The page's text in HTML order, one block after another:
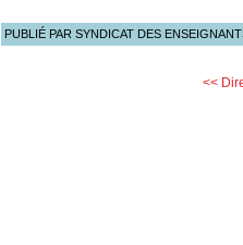
PUBLIÉ PAR SYNDICAT DES
<<